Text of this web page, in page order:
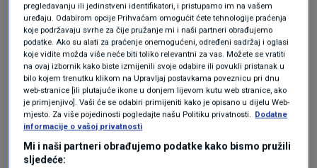
Oglas
pregledavanju ili jedinstveni identifikatori, i pristupamo im na vašem
uređaju. Odabirom opcije Prihvaćam omogućit ćete tehnologije praćenja
koje podržavaju svrhe za čije pružanje mi i naši partneri obrađujemo
podatke. Ako su alati za praćenje onemogućeni, određeni sadržaj i oglasi
koje vidite možda više neće biti toliko relevantni za vas. Možete se vratiti
na ovaj izbornik kako biste izmijenili svoje odabire ili povukli pristanak u
bilo kojem trenutku klikom na Upravljaj postavkama poveznicu pri dnu
web-stranice [ili plutajuće ikone u donjem lijevom kutu web stranice, ako
je primjenjivo]. Vaši će se odabiri primijeniti kako je opisano u dijelu Web-
mjesto. Za više pojedinosti pogledajte našu Politiku privatnosti. Dodatne
informacije o vašoj privatnosti
Mi i naši partneri obrađujemo podatke kako bismo pružili
sljedeće: